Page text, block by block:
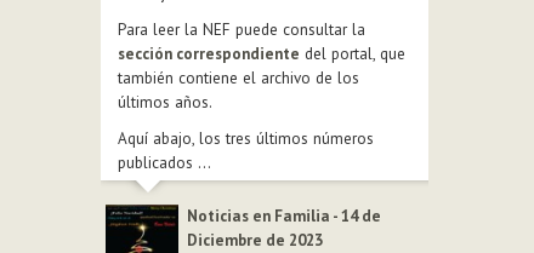
Para leer la NEF puede consultar la
sección correspondiente del portal, que
también contiene el archivo de los
últimos años.
Aquí abajo, los tres últimos números
publicados ...
Noticias en Familia - 14 de
Diciembre de 2023